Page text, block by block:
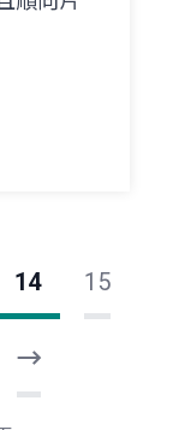
14 15
後